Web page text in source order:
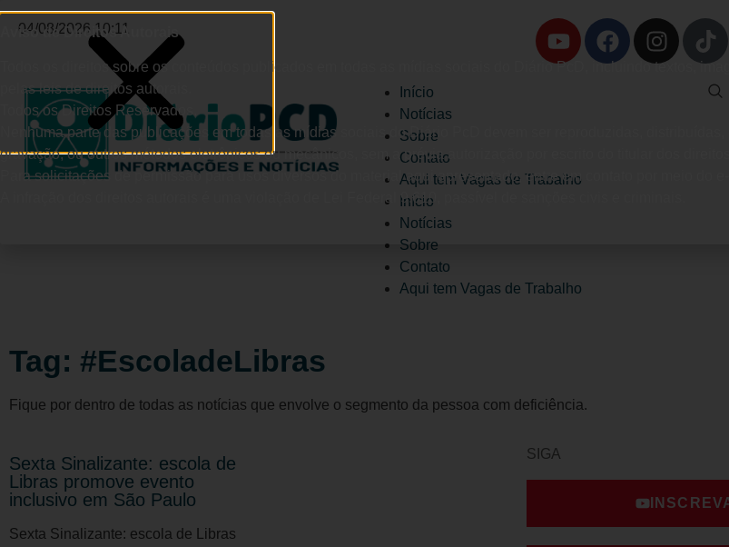
04/08/2026 10:11
Início
Notícias
Sobre
Contato
Aqui tem Vagas de Trabalho
Início
Notícias
Sobre
Contato
Aqui tem Vagas de Trabalho
Tag: #EscoladeLibras
Fique por dentro de todas as notícias que envolve o segmento da pessoa com deficiência.
Sexta Sinalizante: escola de
Libras promove evento
inclusivo em São Paulo
Sexta Sinalizante: escola de Libras
SIGA
Aviso de Direitos Autorais
Todos os direitos sobre os conteúdos publicados em todas as mídias sociais do Diário PcD, incluindo textos,
pelas leis de direitos autorais.
Todos os Direitos Reservados.
Nenhuma parte das publicações em todas as mídias sociais do Diário PcD devem ser reproduzidas,
gravação, ou outros métodos eletrônicos ou mecânicos, sem a prévia autorização por escrito do titular dos
Para solicitações de permissão para usos diversos do material aqui apresentado, entre em contato por meio do e-
A infração dos direitos autorais é uma violação de Lei Federal 9.610, passível de sanções civis e criminais.